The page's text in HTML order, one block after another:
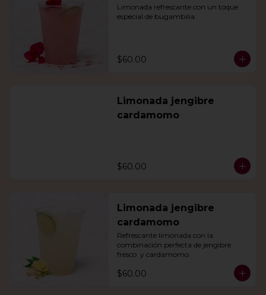
Limonada refrescante con un toque
especial de bugambilia.
$60.00
Limonada jengibre
cardamomo
$60.00
Limonada jengibre
cardamomo
Refrescante limonada con la
combinación perfecta de jengibre
fresco  y cardamomo.
$60.00